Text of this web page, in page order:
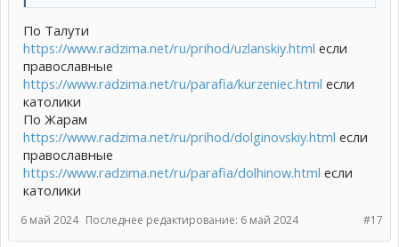
По Талути
https://www.radzima.net/ru/prihod/uzlanskiy.html если
православные
https://www.radzima.net/ru/parafia/kurzeniec.html если
католики
По Жарам
https://www.radzima.net/ru/prihod/dolginovskiy.html если
православные
https://www.radzima.net/ru/parafia/dolhinow.html если
католики
#17
6 май 2024 Последнее редактирование: 6 май 2024